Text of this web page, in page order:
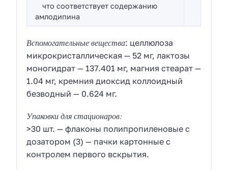
что соответствует содержанию
амлодипина
Вспомогательные вещества: целлюлоза
микрокристаллическая — 52 мг, лактозы
моногидрат — 137.401 мг, магния стеарат —
1.04 мг, кремния диоксид коллоидный
безводный — 0.624 мг.
Упаковки для стационаров:
>30 шт. — флаконы полипропиленовые с
дозатором (3) — пачки картонные с
контролем первого вскрытия.